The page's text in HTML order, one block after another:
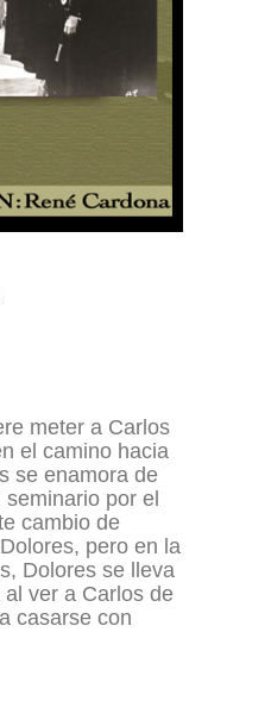
meter a Carlos
el camino hacia
se enamora de
por el
cambio de
pero en la
Dolores se lleva
ver a Carlos de
casarse con